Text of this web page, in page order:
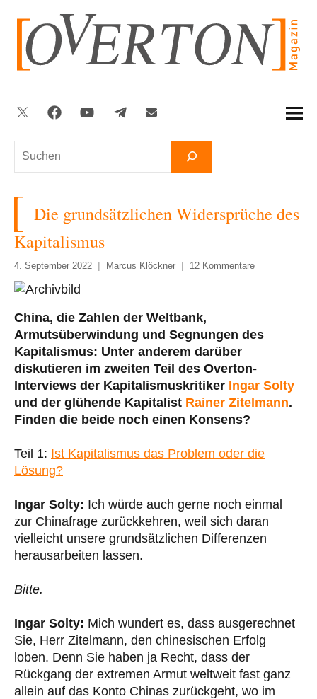
springen
Suchen
Twitter FacebookYouTubeTelegram
Die grundsätzlichen Widersprüche des
Kapitalismus
4. September 2022 Marcus Klöckner 12 Kommentare
China, die Zahlen der Weltbank,
Armutsüberwindung und Segnungen des
Kapitalismus: Unter anderem darüber
diskutieren im zweiten Teil des Overton-
Interviews der Kapitalismuskritiker Ingar Solty
und der glühende Kapitalist Rainer Zitelmann.
Finden die beide noch einen Konsens?
Teil 1: Ist Kapitalismus das Problem oder die
Lösung?
Ingar Solty: Ich würde auch gerne noch einmal
zur Chinafrage zurückkehren, weil sich daran
vielleicht unsere grundsätzlichen Differenzen
herausarbeiten lassen.
Bitte.
Ingar Solty: Mich wundert es, dass ausgerechnet
Sie, Herr Zitelmann, den chinesischen Erfolg
loben. Denn Sie haben ja Recht, dass der
Rückgang der extremen Armut weltweit fast ganz
allein auf das Konto Chinas zurückgeht, wo im